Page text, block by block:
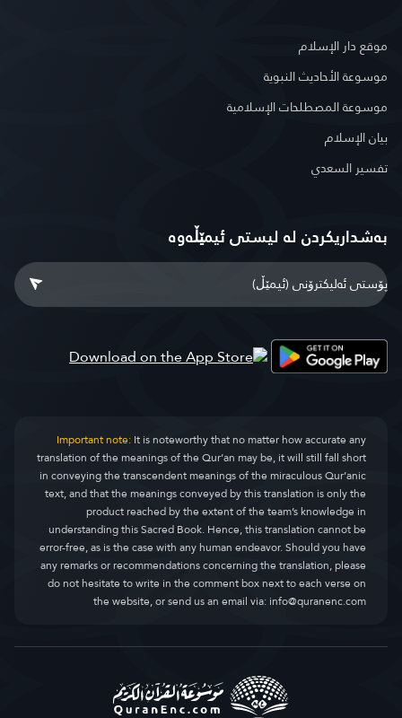
موقع دار الإسلام
موسوعة الأحاديث النبوية
موسوعة المصطلحات الإسلامية
بيان الإسلام
تفسير السعدي
بەشداریکردن لە لیستی ئیمێڵەوە
Important note:It is noteworthy that no matter how accurate any
translation of the meanings of the Qur’an may be, it will still fall short
in conveying the transcendent meanings of the miraculous Qur’anic
text, and that the meanings conveyed by this translation is only the
product reached by the extent of the team’s knowledge in
understanding this Sacred Book. Hence, this translation cannot be
error-free, as is the case with any human endeavor. Should you have
any remarks or recommendations concerning the translation, please
do not hesitate to write in the comment box next to each verse on
the website, or send us an email via:info@quranenc.com